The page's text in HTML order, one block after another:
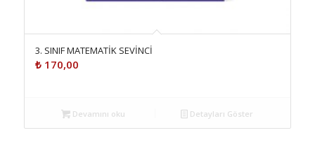
3. SINIF MATEMATİK SEVİNCİ
₺170,00
Devamını oku Detayları Göster